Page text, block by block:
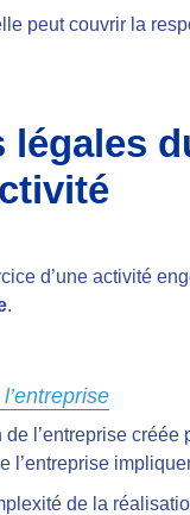
peut couvrir la
d’une activité
.
l’entreprise créée
de la